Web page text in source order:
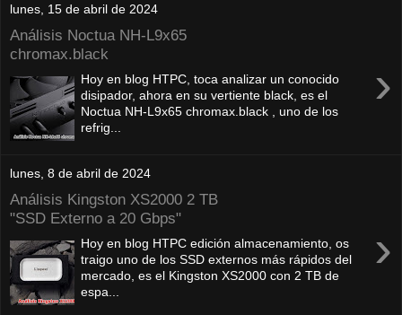
lunes, 15 de abril de 2024
Análisis Noctua NH-L9x65
chromax.black
›
Hoy en blog HTPC, toca analizar un conocido
disipador, ahora en su vertiente black, es el
Noctua NH-L9x65 chromax.black , uno de los
refrig...
lunes, 8 de abril de 2024
Análisis Kingston XS2000 2 TB
"SSD Externo a 20 Gbps"
›
Hoy en blog HTPC edición almacenamiento, os
traigo uno de los SSD externos más rápidos del
mercado, es el Kingston XS2000 con 2 TB de
espa...